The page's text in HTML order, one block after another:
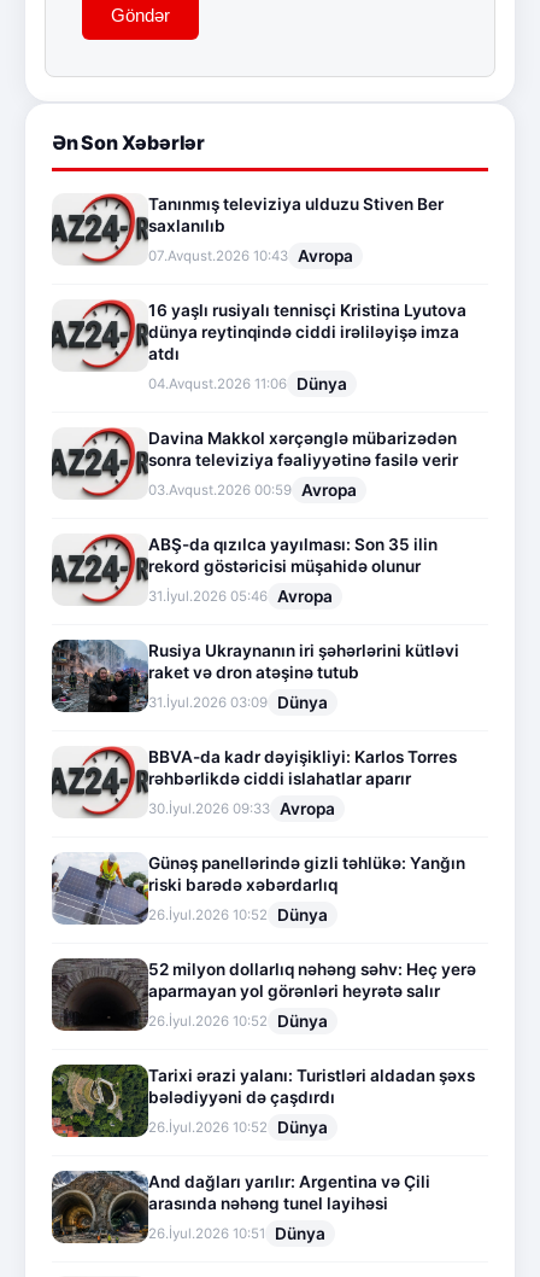
Göndər
Ən Son Xəbərlər
Tanınmış televiziya ulduzu Stiven Ber
saxlanılıb
07.Avqust.2026 10:43 Avropa
16 yaşlı rusiyalı tennisçi Kristina Lyutova
dünya reytinqində ciddi irəliləyişə imza
atdı
04.Avqust.2026 11:06 Dünya
Davina Makkol xərçənglə mübarizədən
sonra televiziya fəaliyyətinə fasilə verir
03.Avqust.2026 00:59 Avropa
ABŞ-da qızılca yayılması: Son 35 ilin
rekord göstəricisi müşahidə olunur
31.İyul.2026 05:46 Avropa
Rusiya Ukraynanın iri şəhərlərini kütləvi
raket və dron atəşinə tutub
31.İyul.2026 03:09 Dünya
BBVA-da kadr dəyişikliyi: Karlos Torres
rəhbərlikdə ciddi islahatlar aparır
30.İyul.2026 09:33 Avropa
Günəş panellərində gizli təhlükə: Yanğın
riski barədə xəbərdarlıq
26.İyul.2026 10:52 Dünya
52 milyon dollarlıq nəhəng səhv: Heç yerə
aparmayan yol görənləri heyrətə salır
26.İyul.2026 10:52 Dünya
Tarixi ərazi yalanı: Turistləri aldadan şəxs
bələdiyyəni də çaşdırdı
26.İyul.2026 10:52 Dünya
And dağları yarılır: Argentina və Çili
arasında nəhəng tunel layihəsi
26.İyul.2026 10:51 Dünya